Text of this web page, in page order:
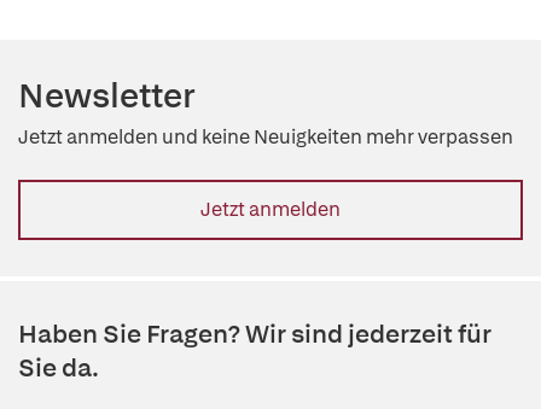
Newsletter
Jetzt anmelden und keine Neuigkeiten mehr verpassen
Jetzt anmelden
Haben Sie Fragen? Wir sind jederzeit für
Sie da.